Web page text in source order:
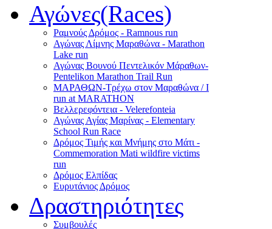
Αγώνες(Races)
Ραμνούς Δρόμος - Ramnous run
Αγώνας Λίμνης Μαραθώνα - Marathon
Lake run
Αγώνας Βουνού Πεντελικόν Μάραθων-
Pentelikon Marathon Trail Run
ΜΑΡΑΘΩΝ-Τρέχω στον Μαραθώνα / I
run at MARATHON
Βελλερεφόντεια - Velerefonteia
Αγώνας Αγίας Μαρίνας - Elementary
School Run Race
Δρόμος Τιμής και Μνήμης στο Μάτι -
Commemoration Mati wildfire victims
run
Δρόμος Ελπίδας
Ευρυτάνιος Δρόμος
Δραστηριότητες
Συμβουλές